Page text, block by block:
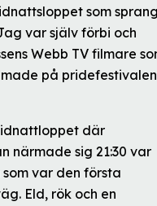
som
var själv förbi och
Webb TV filmare
på
där
närmade sig 21:30 var
var den första
Eld, rök och en